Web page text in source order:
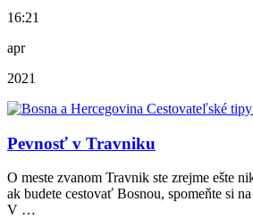
16:21
apr
2021
Pevnosť v Travniku
O meste zvanom Travnik ste zrejme ešte
ak budete cestovať Bosnou, spomeňte si
V …